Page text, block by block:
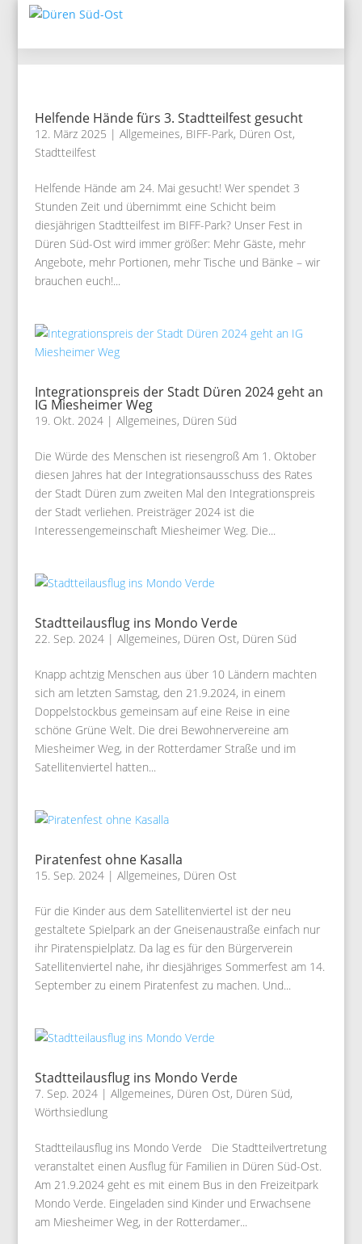
Helfende Hände fürs 3. Stadtteilfest gesucht
12. März 2025 | Allgemeines, BIFF-Park, Düren Ost,
Stadtteilfest
Helfende Hände am 24. Mai gesucht! Wer spendet 3
Stunden Zeit und übernimmt eine Schicht beim
diesjährigen Stadtteilfest im BIFF-Park? Unser Fest in
Düren Süd-Ost wird immer größer: Mehr Gäste, mehr
Angebote, mehr Portionen, mehr Tische und Bänke – wir
brauchen euch!...
Integrationspreis der Stadt Düren 2024 geht an
IG Miesheimer Weg
19. Okt. 2024| Allgemeines, Düren Süd
Die Würde des Menschen ist riesengroß Am 1. Oktober
diesen Jahres hat der Integrationsausschuss des Rates
der Stadt Düren zum zweiten Mal den Integrationspreis
der Stadt verliehen. Preisträger 2024 ist die
Interessengemeinschaft Miesheimer Weg. Die...
Stadtteilausflug ins Mondo Verde
22. Sep. 2024| Allgemeines, Düren Ost, Düren Süd
Knapp achtzig Menschen aus über 10 Ländern machten
sich am letzten Samstag, den 21.9.2024, in einem
Doppelstockbus gemeinsam auf eine Reise in eine
schöne Grüne Welt. Die drei Bewohnervereine am
Miesheimer Weg, in der Rotterdamer Straße und im
Satellitenviertel hatten...
Piratenfest ohne Kasalla
15. Sep. 2024| Allgemeines, Düren Ost
Für die Kinder aus dem Satellitenviertel ist der neu
gestaltete Spielpark an der Gneisenaustraße einfach nur
ihr Piratenspielplatz. Da lag es für den Bürgerverein
Satellitenviertel nahe, ihr diesjähriges Sommerfest am 14.
September zu einem Piratenfest zu machen. Und...
Stadtteilausflug ins Mondo Verde
7. Sep. 2024| Allgemeines, Düren Ost, Düren Süd,
Wörthsiedlung
Stadtteilausflug ins Mondo Verde Die Stadtteilvertretung
veranstaltet einen Ausflug für Familien in Düren Süd-Ost.
Am 21.9.2024 geht es mit einem Bus in den Freizeitpark
Mondo Verde. Eingeladen sind Kinder und Erwachsene
am Miesheimer Weg, in der Rotterdamer...